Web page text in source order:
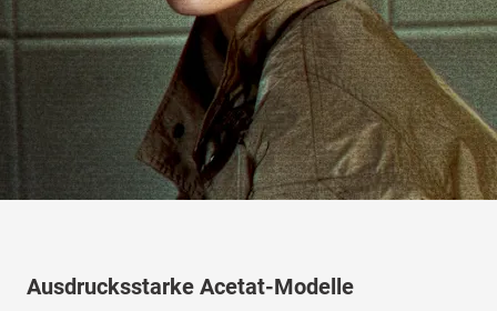
Ausdrucksstarke Acetat-Modelle